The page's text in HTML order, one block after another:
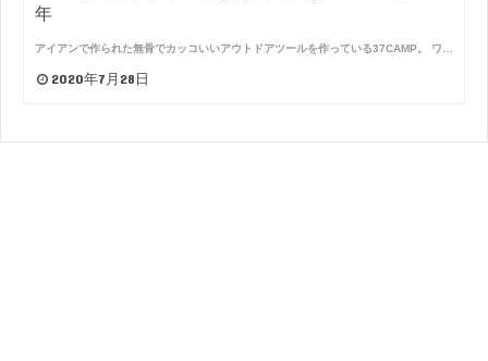
年
アイアンで作られた無骨でカッコいいアウトドアツールを作っている37CAMP。 ワ…
2020年7月28日